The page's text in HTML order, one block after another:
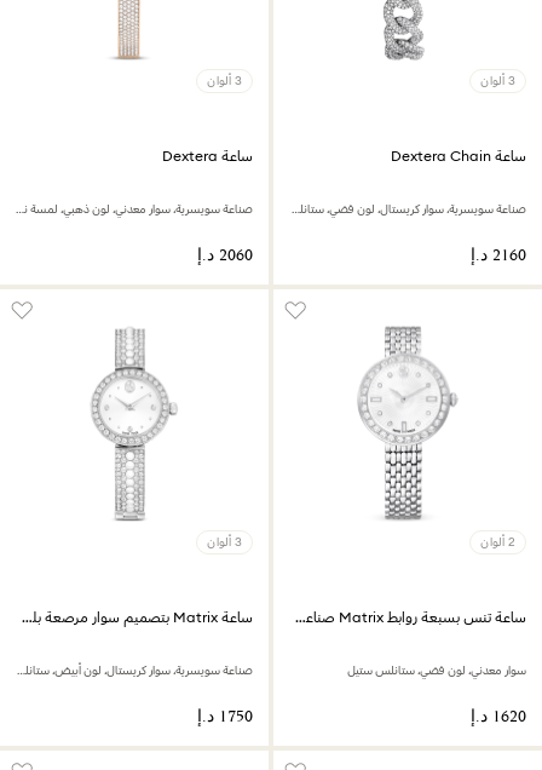
3 ألوان
ساعة Dextera Chain
صناعة سويسرية، سوار كريستال، لون فضي، ستانلس ستيل
3 ألوان
ساعة Dextera
صناعة سويسرية، سوار معدني، لون ذهبي، لمسة نهائية بلون ذهبي شامبين
2 ألوان
ساعة تنس بسبعة روابط Matrix صناعة سويسرية
سوار معدني، لون فضي، ستانلس ستيل
3 ألوان
ساعة Matrix بتصميم سوار مرصعة بلؤلؤ كريستال
صناعة سويسرية، سوار كريستال، لون أبيض، ستانلس ستيل